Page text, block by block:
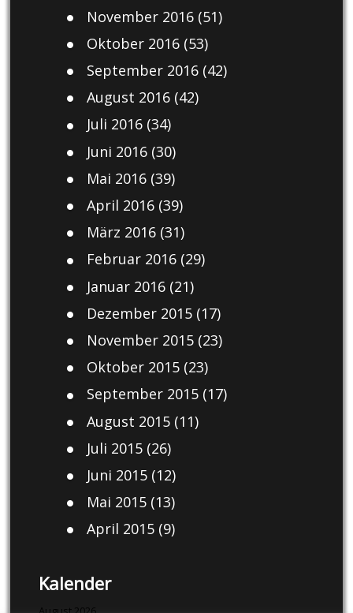
November 2016(51)
Oktober 2016(53)
September 2016(42)
August 2016(42)
Juli 2016(34)
Juni 2016(30)
Mai 2016(39)
April 2016(39)
März 2016(31)
Februar 2016(29)
Januar 2016(21)
Dezember 2015(17)
November 2015(23)
Oktober 2015(23)
September 2015(17)
August 2015(11)
Juli 2015(26)
Juni 2015(12)
Mai 2015(13)
April 2015(9)
Kalender